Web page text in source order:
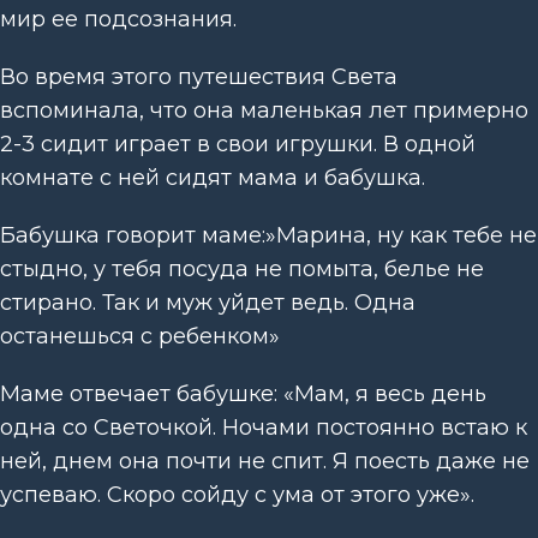
мир ее подсознания.
Во время этого путешествия Света
вспоминала, что она маленькая лет примерно
2-3 сидит играет в свои игрушки. В одной
комнате с ней сидят мама и бабушка.
Бабушка говорит маме:»Марина, ну как тебе не
стыдно, у тебя посуда не помыта, белье не
стирано. Так и муж уйдет ведь. Одна
останешься с ребенком»
Маме отвечает бабушке: «Мам, я весь день
одна со Светочкой. Ночами постоянно встаю к
ней, днем она почти не спит. Я поесть даже не
успеваю. Скоро сойду с ума от этого уже».